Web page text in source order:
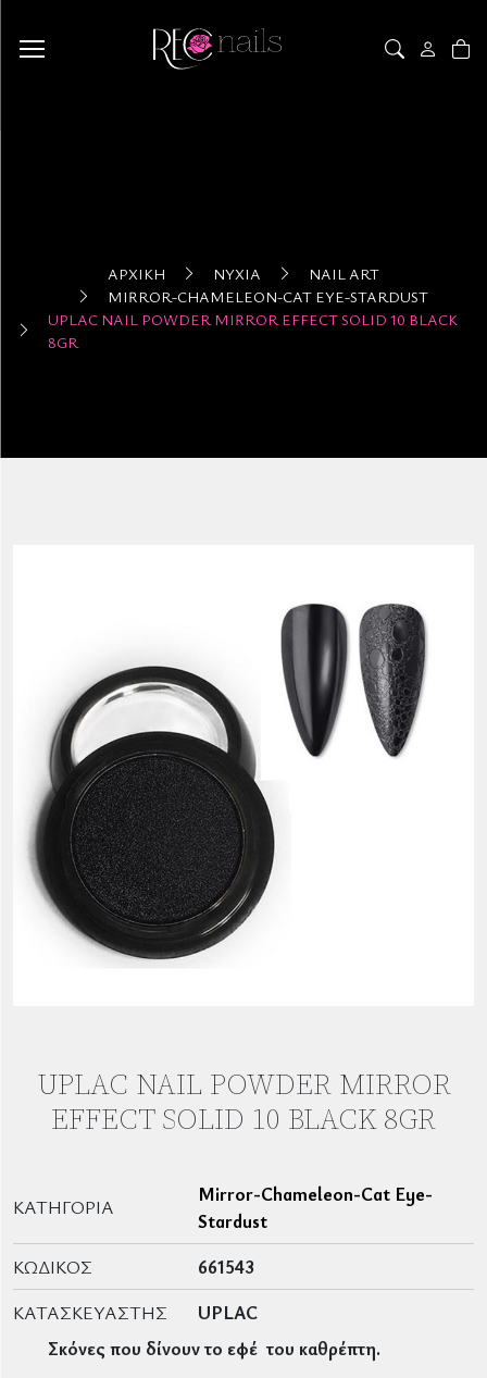
ΑΡΧΙΚΉ ΝΎΧΙΑ
NAIL ART
MIRROR-CHAMELEON-CAT EYE-STARDUST
UPLAC NAIL POWDER MIRROR EFFECT SOLID 10 BLACK
8GR
UPLAC NAIL POWDER MIRROR
EFFECT SOLID 10 BLACK 8GR
ΚΑΤΗΓΟΡΊΑ
Mirror-Chameleon-Cat Eye-
Stardust
ΚΩΔΙΚΌΣ
661543
ΚΑΤΑΣΚΕΥΑΣΤΉΣ
UPLAC
Σκόνες που δίνουν το εφέ του καθρέπτη.